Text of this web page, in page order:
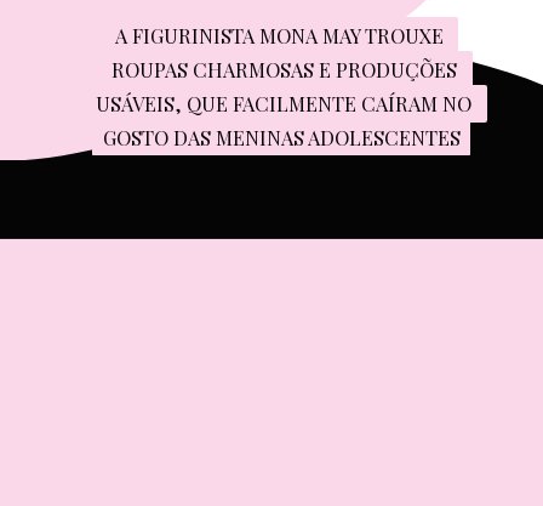
A FIGURINISTA MONA MAY TROUXE
ROUPAS CHARMOSAS E PRODUÇÕES
USÁVEIS, QUE FACILMENTE CAÍRAM NO
GOSTO DAS MENINAS ADOLESCENTES
A FIGURINISTA MONA MAY TROUXE
ROUPAS CHARMOSAS E PRODUÇÕES
USÁVEIS, QUE FACILMENTE CAÍRAM NO
GOSTO DAS MENINAS ADOLESCENTES